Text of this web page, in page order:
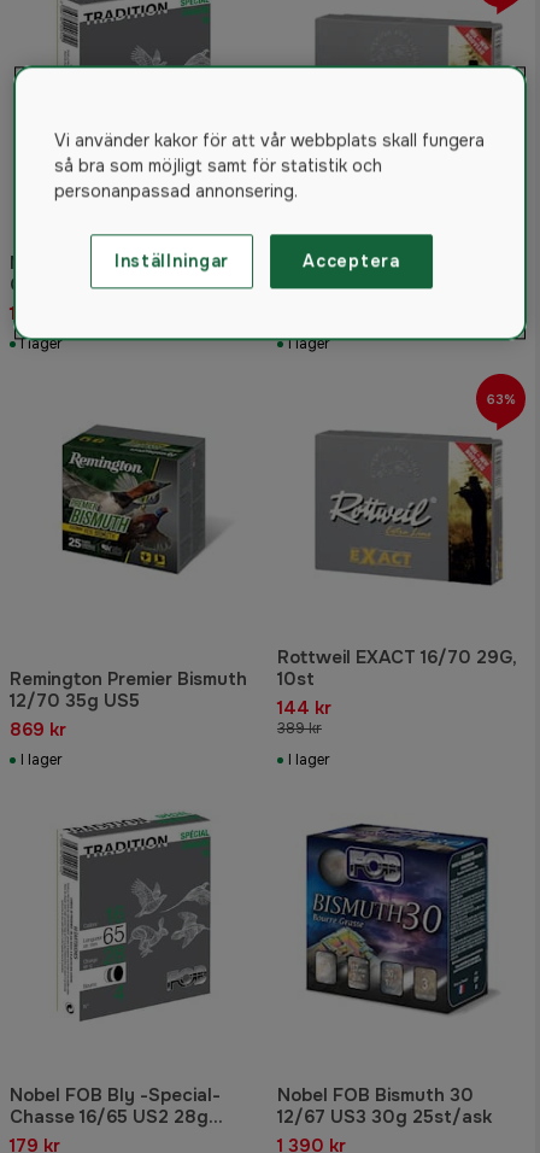
Nobel FOB Bly -Special-
Chasse 16/65 US4 28g
10st/ask
179 kr
I lager
Rottweil EXACT 20/76
MAGNUM 26G, 5st
77 kr
I lager
Remington Premier Bismuth
12/70 35g US5
869 kr
I lager
Rottweil EXACT 16/70 29G,
10st
144 kr
389 kr
I lager
63%
Nobel FOB Bly -Special-
Chasse 16/65 US2 28g
10st/ask
179 kr
Nobel FOB Bismuth 30
12/67 US3 30g 25st/ask
1 390 kr
Vi använder kakor för att vår webbplats skall fungera
så bra som möjligt samt för statistik och
personanpassad annonsering.
Inställningar Acceptera